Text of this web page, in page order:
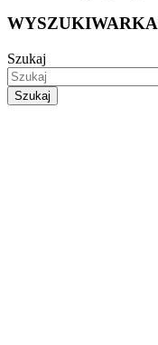
WYSZUKIWARKA
Szukaj
Szukaj